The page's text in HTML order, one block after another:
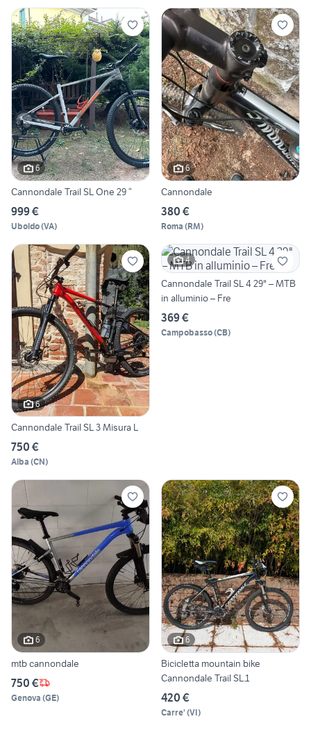
6
Cannondale Trail SL One 29 “
999 €
Uboldo(VA)
6
Cannondale
380 €
Roma (RM)
6
Cannondale Trail SL 3 Misura L
750 €
Alba (CN)
4
Cannondale Trail SL 4 29" – MTB
in alluminio – Fre
369 €
Campobasso(CB)
6
mtb cannondale
750 €
Genova (GE)
6
Bicicletta mountain bike
Cannondale Trail SL.1
420 €
Carre' (VI)